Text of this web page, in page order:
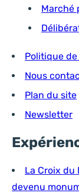
Marché
Politique
Nous
Plan du site
Newsletter
La Croix du
devenu